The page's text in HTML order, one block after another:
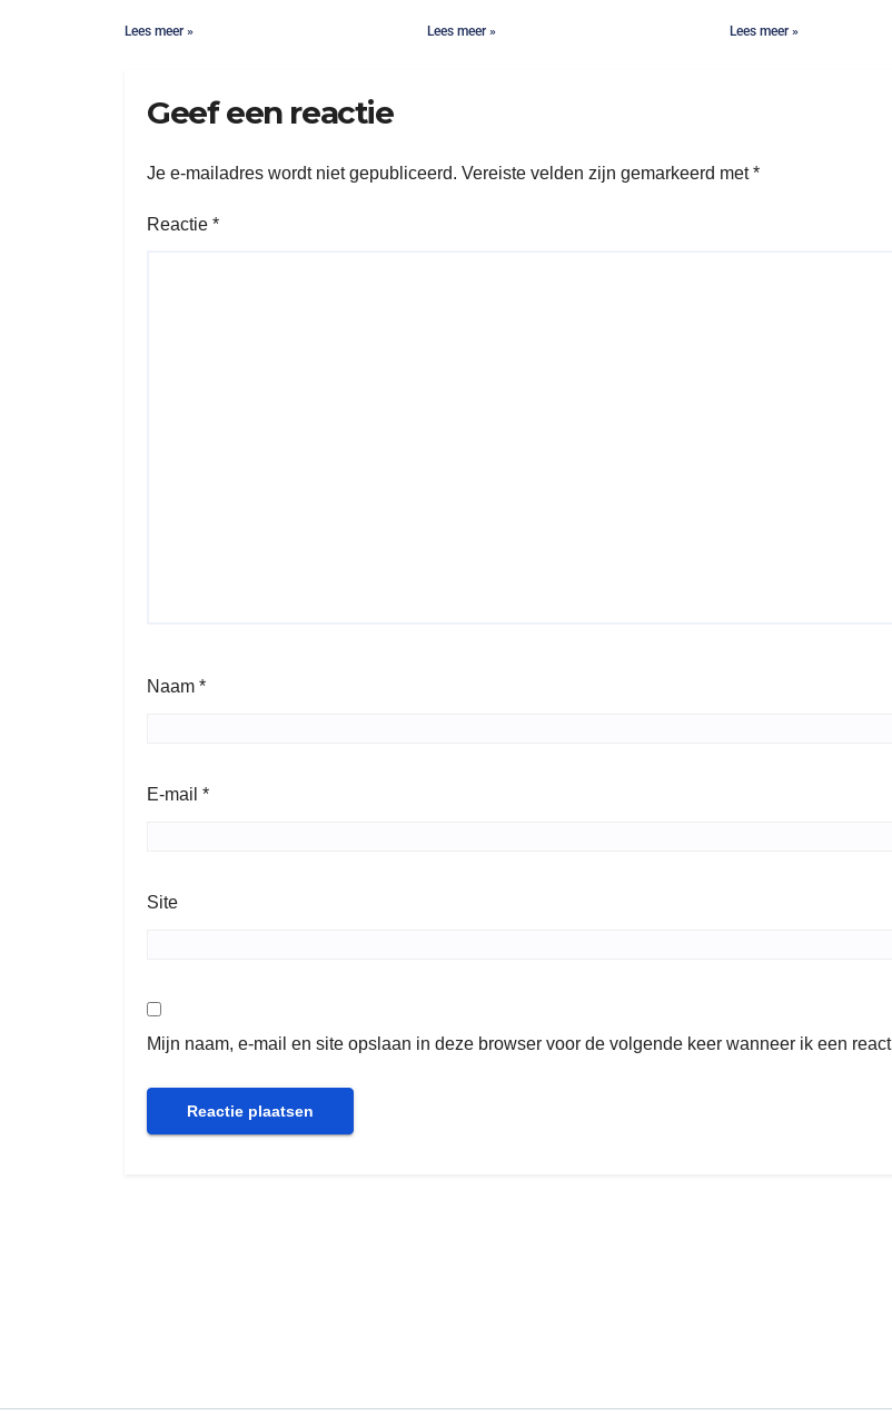
Lees meer » Lees meer » Lees meer »
Geef een reactie
Je e-mailadres wordt niet gepubliceerd. Vereiste velden zijn gemarkeerd met*
Reactie *
Naam *
E-mail *
Site
Mijn naam, e-mail en site opslaan in deze browser voor de volgende keer wanneer ik een